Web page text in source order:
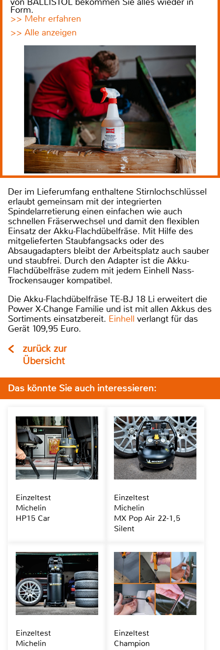
Form.
>> Mehr erfahren
>> Alle anzeigen
Der im Lieferumfang enthaltene Stirnlochschlüssel
erlaubt gemeinsam mit der integrierten
Spindelarretierung einen einfachen wie auch
schnellen Fräserwechsel und damit den flexiblen
Einsatz der Akku-Flachdübelfräse. Mit Hilfe des
mitgelieferten Staubfangsacks oder des
Absaugadapters bleibt der Arbeitsplatz auch sauber
und staubfrei. Durch den Adapter ist die Akku-
Flachdübelfräse zudem mit jedem Einhell Nass-
Trockensauger kompatibel.
Die Akku-Flachdübelfräse TE-BJ 18 Li erweitert die
Power X-Change Familie und ist mit allen Akkus des
Sortiments einsatzbereit. Einhell verlangt für das
Gerät 109,95 Euro.
zurück zur
Übersicht
Das könnte Sie auch interessieren:
Einzeltest
Michelin
HP15 Car
Einzeltest
Michelin
MX Pop Air 22-1,5
Silent
Einzeltest
Michelin
Einzeltest
Champion